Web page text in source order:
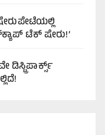
ಟೆಕ್ ಷೇರು!’